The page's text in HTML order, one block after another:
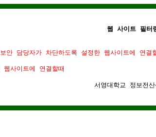
웹 사이트 필터
안 담당자가 차단하도록 설정한 웹사이트에 연결
사이트에 연결할때
서영대학교 정보전